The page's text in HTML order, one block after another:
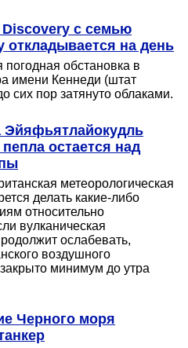
с семью
откладывается на день
обстановка в
имени Кеннеди (штат
пор затянуто облаками.
Эйяфьятлайокудль
остается над
метеорологическая
делать какие-либо
относительно
вулканическая
ослабевать,
воздушного
минимум до утра
Черного моря